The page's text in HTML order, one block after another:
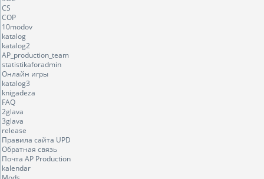
CS
COP
10modov
katalog
katalog2
AP_production_team
statistikaforadmin
Онлайн игры
katalog3
knigadeza
FAQ
2glava
3glava
release
Правила сайта UPD
Обратная связь
Почта AP Production
kalendar